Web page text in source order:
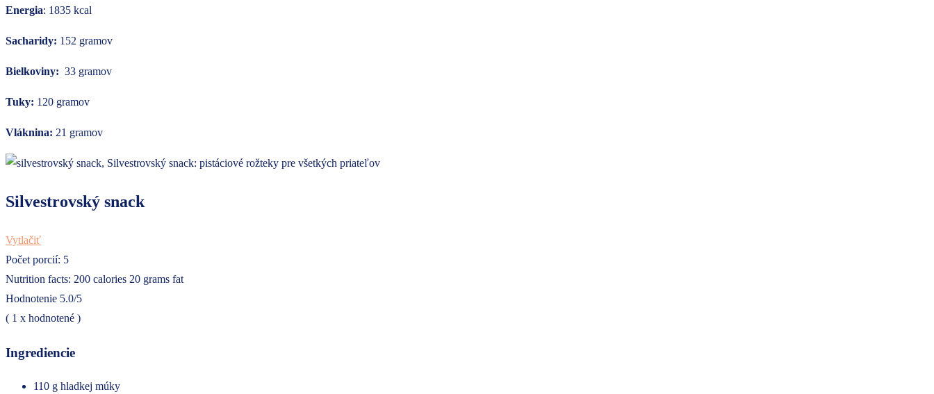
Energia: 1835 kcal
Sacharidy: 152 gramov
Bielkoviny: 33 gramov
Tuky: 120 gramov
Vláknina: 21 gramov
Silvestrovský snack
Vytlačiť
Počet porcií: 5
Nutrition facts: 200 calories 20 grams fat
Hodnotenie 5.0/5
( 1 x hodnotené )
Ingrediencie
110 g hladkej múky